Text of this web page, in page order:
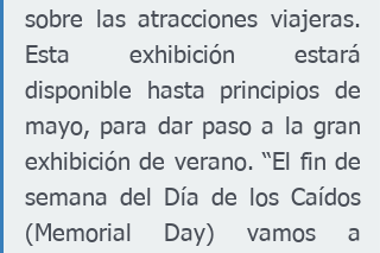
sobre las atracciones viajeras.
Esta exhibición estará
disponible hasta principios de
mayo, para dar paso a la gran
exhibición de verano. “El fin de
semana del Día de los Caídos
(Memorial Day) vamos a